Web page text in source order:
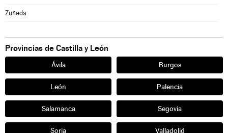
Zuñeda
Provincias de Castilla y León
Ávila Burgos
León Palencia
Salamanca Segovia
Soria Valladolid